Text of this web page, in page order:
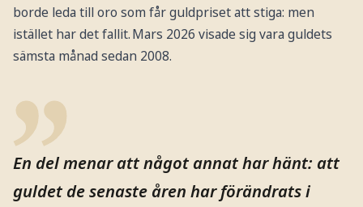
borde leda till oro som får guldpriset att stiga: men
istället har det fallit. Mars 2026 visade sig vara guldets
sämsta månad sedan 2008.
En del menar att något annat har hänt: att
guldet de senaste åren har förändrats i